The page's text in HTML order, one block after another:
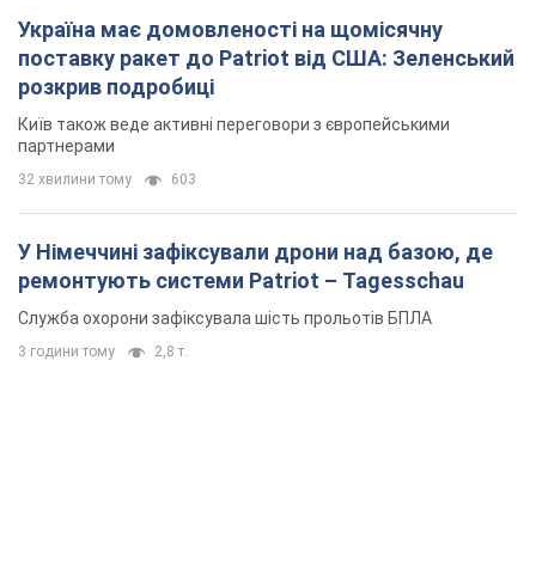
Україна має домовленості на щомісячну
поставку ракет до Patriot від США: Зеленський
розкрив подробиці
Київ також веде активні переговори з європейськими
партнерами
32 хвилини тому 603
У Німеччині зафіксували дрони над базою, де
ремонтують системи Patriot – Tagesschau
Служба охорони зафіксувала шість прольотів БПЛА
3 години тому 2,8 т.